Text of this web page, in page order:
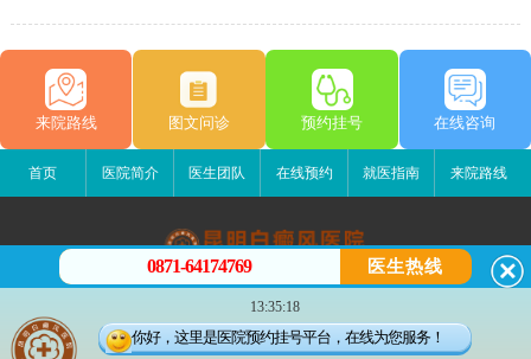
来院路线 图文问诊 预约挂号 在线咨询
首页 医院简介 医生团队 在线预约 就医指南 来院路线
昆明白癜风医院
昆明市五华区护国路2号
版权所有：昆明白癜风医院
0871-64174769 医生热线
13:35:18
你好，这里是医院预约挂号平台，在线为您服务！